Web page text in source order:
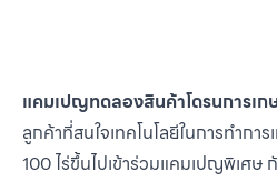
แคมเปญทดลองสินค้าโดรนการเก
ลูกค้าที่สนใจเทคโนโลยีในการทำก
100 ไร่ขึ้นไปเข้าร่วมแคมเปญพิเศษ